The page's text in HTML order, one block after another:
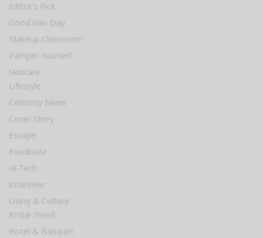
Editor’s Pick
Good Hair Day
Makeup Classroom
Pamper Yourself
Skincare
Lifestyle
Celebrity News
Cover Story
Escape
Foodnote
Hi-Tech
Interview
Living & Culture
Bridal Trend
Hotel & Banquet